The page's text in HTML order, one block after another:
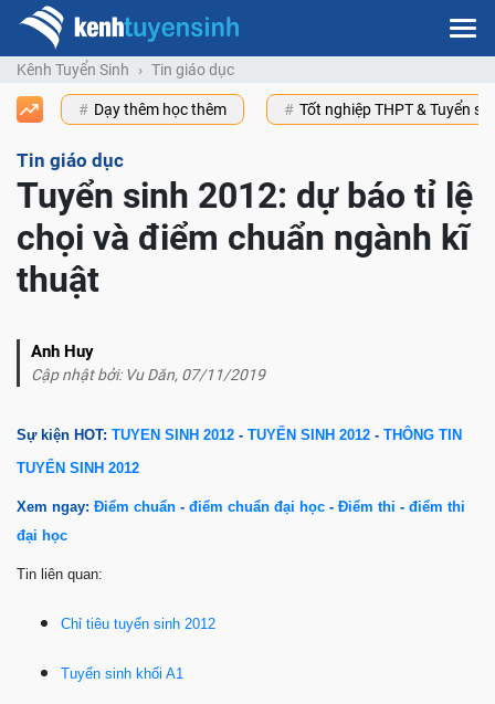
Kênh Tuyển Sinh Tin giáo dục
Dạy thêm học thêm Tốt nghiệp THPT & Tuyển
Tin giáo dục
Tuyển sinh 2012: dự báo tỉ lệ
chọi và điểm chuẩn ngành kĩ
thuật
Anh Huy
Cập nhật bởi: Vu Dăn, 07/11/2019
Sự kiện HOT: TUYEN SINH 2012 - TUYỂN SINH 2012 - THÔNG TIN
TUYỂN SINH 2012
Xem ngay: Điểm chuẩn - điểm chuẩn đại học - Điểm thi - điểm thi
đại học
Tin liên quan:
Chỉ tiêu tuyển sinh 2012
Tuyển sinh khối A1